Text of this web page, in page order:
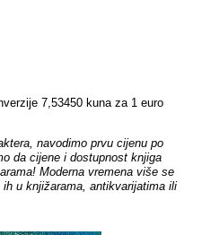
7,53450 kuna za 1 euro
navodimo prvu cijenu po
da cijene i dostupnost knjiga
Moderna vremena više se
u knjižarama, antikvarijatima ili